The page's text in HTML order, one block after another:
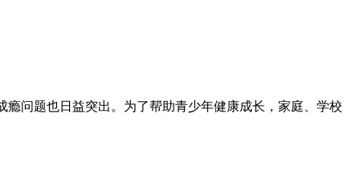
问题也日益突出。为了帮助青少年健康成长，家庭、学校